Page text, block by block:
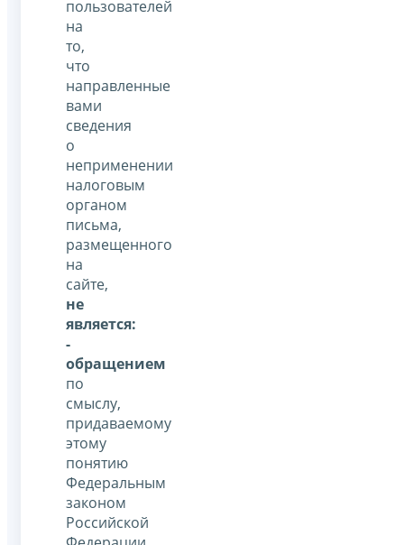
пользователей
на
то,
что
направленные
вами
сведения
о
неприменении
налоговым
органом
письма,
размещенного
на
сайте,
не
является:
-
обращением
по
смыслу,
придаваемому
этому
понятию
Федеральным
законом
Российской